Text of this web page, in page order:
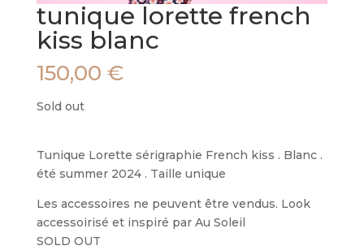
tunique lorette french
kiss blanc
150,00 €
Sold out
Tunique Lorette sérigraphie French kiss . Blanc .
été summer 2024 . Taille unique
Les accessoires ne peuvent être vendus. Look
accessoirisé et inspiré par Au Soleil
SOLD OUT